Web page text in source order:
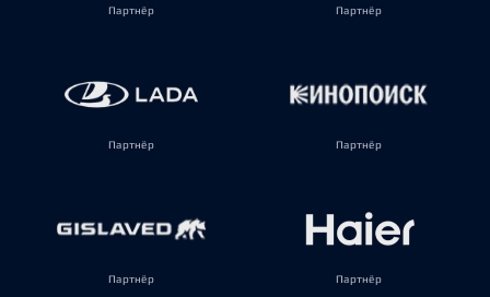
Партнёр Партнёр
Партнёр Партнёр
Партнёр Партнёр